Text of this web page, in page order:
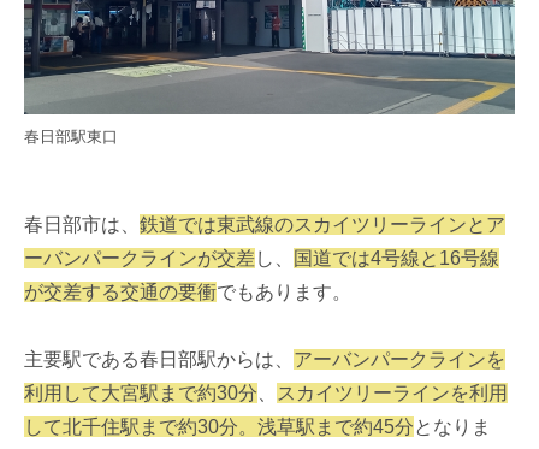
春日部駅東口
春日部市は、 鉄道では東武線のスカイツリーラインとア
ーバンパークラインが交差し、
国道では4号線と16号線
が交差する交通の要衝でもあります。
主要駅である春日部駅からは、 アーバンパークラインを
利用して大宮駅まで約30分
スカイツリーラインを利用
して北千住駅まで約30分。浅草駅まで約45分となりま